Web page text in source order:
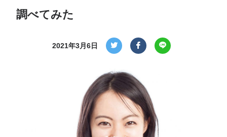
調べてみた
2021年3月6日